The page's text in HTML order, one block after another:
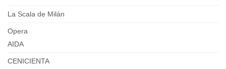
La Scala de Milán
Opera
AIDA
CENICIENTA